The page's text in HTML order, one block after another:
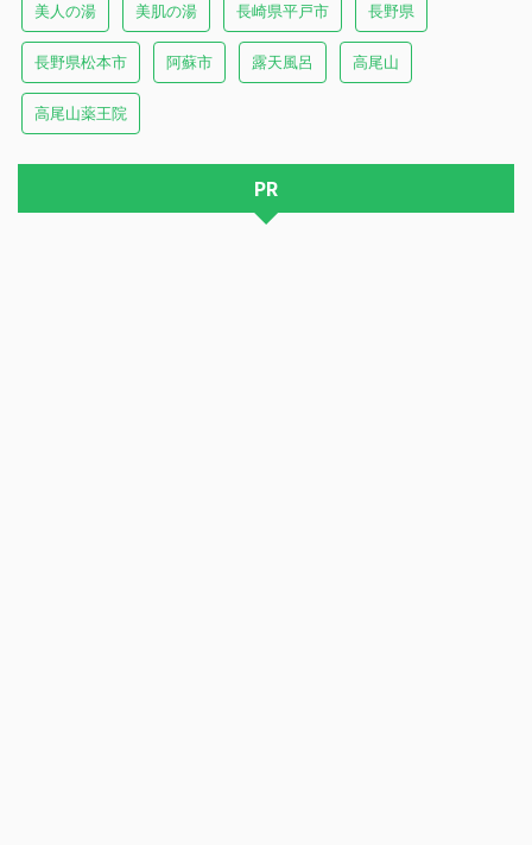
美人の湯 美肌の湯 長崎県平戸市 長野県
長野県松本市 阿蘇市 露天風呂 高尾山
高尾山薬王院
PR